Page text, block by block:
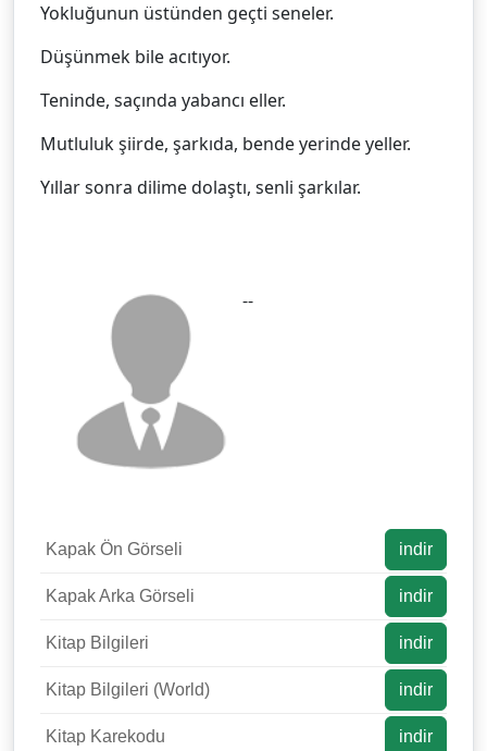
Yokluğunun üstünden geçti seneler.
Düşünmek bile acıtıyor.
Teninde, saçında yabancı eller.
Mutluluk şiirde, şarkıda, bende yerinde yeller.
Yıllar sonra dilime dolaştı, senli şarkılar.
--
Kapak Ön Görseli indir
Kapak Arka Görseli indir
Kitap Bilgileri indir
Kitap Bilgileri (World) indir
Kitap Karekodu indir